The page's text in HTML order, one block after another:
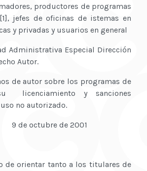
productores de programas
jefes de oficinas de istemas en
y privadas y usuarios en general
Especial Dirección
Autor.
de autor sobre los programas de
licenciamiento y sanciones
no autorizado.
octubre de 2001
de orientar tanto a los titulares de